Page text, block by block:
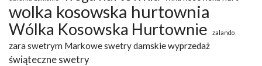
wolka kosowska hurtownia
Wólka Kosowska Hurtownie zalando
zara swetrym Markowe swetry damskie wyprzedaż
świąteczne swetry